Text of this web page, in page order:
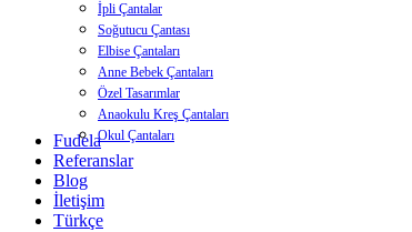
İpli Çantalar
Soğutucu Çantası
Elbise Çantaları
Anne Bebek Çantaları
Özel Tasarımlar
Anaokulu Kreş Çantaları
Okul Çantaları
Fudela
Referanslar
Blog
İletişim
Türkçe